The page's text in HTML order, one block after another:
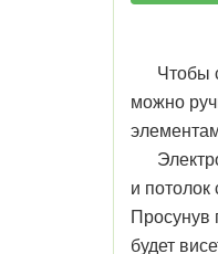
Чтобы
можно
и
Просунув
будет